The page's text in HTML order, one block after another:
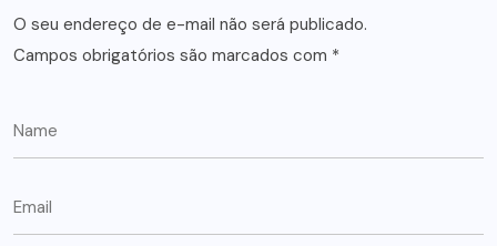
O seu endereço de e-mail não será publicado.
Campos obrigatórios são marcados com *